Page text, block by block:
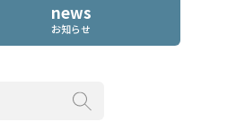
news
お知らせ